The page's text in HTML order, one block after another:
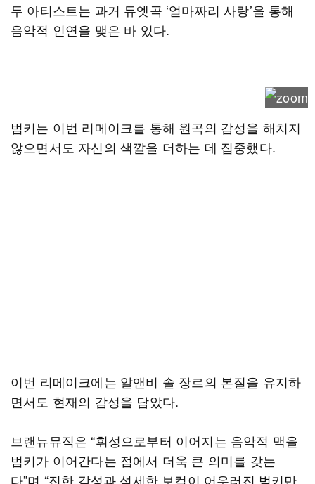
두 아티스트는 과거 듀엣곡 ‘얼마짜리 사랑’을 통해
음악적 인연을 맺은 바 있다.
범키는 이번 리메이크를 통해 원곡의 감성을 해치지
않으면서도 자신의 색깔을 더하는 데 집중했다.
이번 리메이크에는 알앤비 솔 장르의 본질을 유지하
면서도 현재의 감성을 담았다.
브랜뉴뮤직은 “휘성으로부터 이어지는 음악적 맥을
범키가 이어간다는 점에서 더욱 큰 의미를 갖는
다”며 “진한 감성과 섬세한 보컬이 어우러진 범키만